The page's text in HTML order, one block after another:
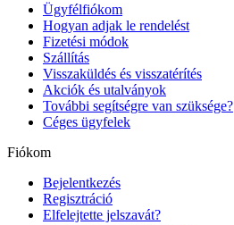
Ügyfélfiókom
Hogyan adjak le rendelést
Fizetési módok
Szállítás
Visszaküldés és visszatérítés
Akciók és utalványok
További segítségre van szüksége?
Céges ügyfelek
Fiókom
Bejelentkezés
Regisztráció
Elfelejtette jelszavát?